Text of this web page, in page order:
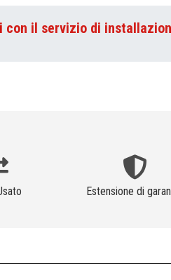
il servizio di
Estensione di